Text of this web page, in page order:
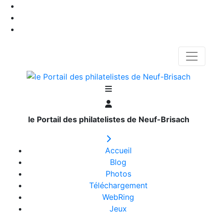
le Portail des philatelistes de Neuf-Brisach
Accueil
Blog
Photos
Téléchargement
WebRing
Jeux